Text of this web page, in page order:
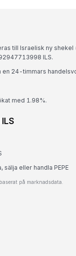
till Israelisk ny shekel
ILS.
24-timmars
med 1.98%.
eller handla PEPE
på marknadsdata.